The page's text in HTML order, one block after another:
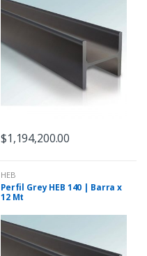
$1,194,200.00
HEB
Perfil Grey HEB 140 | Barra x
12 Mt